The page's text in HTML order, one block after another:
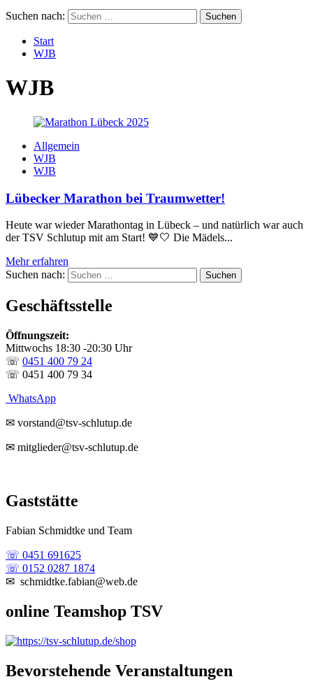
Suchen nach:
Start
WJB
WJB
Allgemein
WJB
WJB
Lübecker Marathon bei Traumwetter!
Heute war wieder Marathontag in Lübeck – und natürlich war auch
der TSV Schlutup mit am Start! 💙🤍 Die Mädels...
Mehr erfahren
Suchen nach:
Geschäftsstelle
Öffnungszeit:
Mittwochs 18:30 -20:30 Uhr
☏ 0451 400 79 24
☏ 0451 400 79 34
WhatsApp
✉ vorstand@tsv-schlutup.de
✉ mitglieder@tsv-schlutup.de
Gaststätte
Fabian Schmidtke und Team
☏ 0451 691625
☏ 0152 0287 1874
✉ schmidtke.fabian@web.de
online Teamshop TSV
Bevorstehende Veranstaltungen